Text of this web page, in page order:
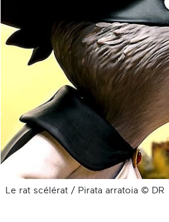
Le rat scélérat / Pirata arratoia © DR